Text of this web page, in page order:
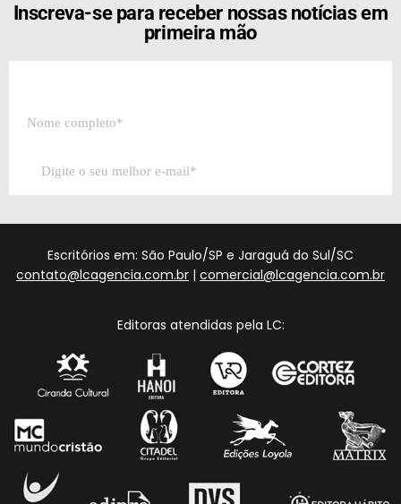
Inscreva-se para receber nossas notícias em
primeira mão
Escritórios em: São Paulo/SP e Jaraguá do Sul/SC
contato@lcagencia.com.br | comercial@lcagencia.com.br
Editoras atendidas pela LC: